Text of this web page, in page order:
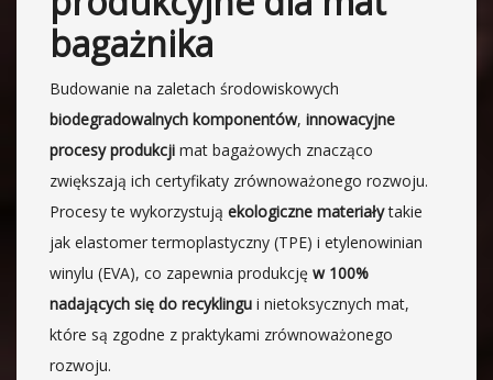
bagażnika
Budowanie na zaletach środowiskowych
biodegradowalnych komponentów, innowacyjne
procesy produkcji mat bagażowych znacząco
zwiększają ich certyfikaty zrównoważonego rozwoju.
Procesy te wykorzystują ekologiczne materiałytakie
jak elastomer termoplastyczny (TPE) i etylenowinian
winylu (EVA), co zapewnia produkcję w 100%
nadających się do recyklingu i nietoksycznych mat,
które są zgodne z praktykami zrównoważonego
rozwoju.